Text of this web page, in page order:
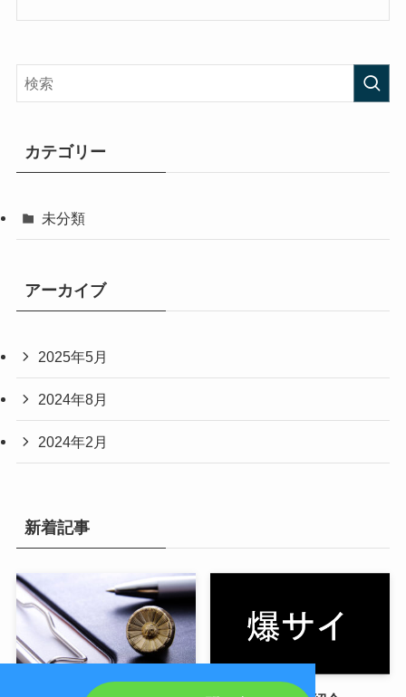
カテゴリー
未分類
アーカイブ
2025年5月
2024年8月
2024年2月
新着記事